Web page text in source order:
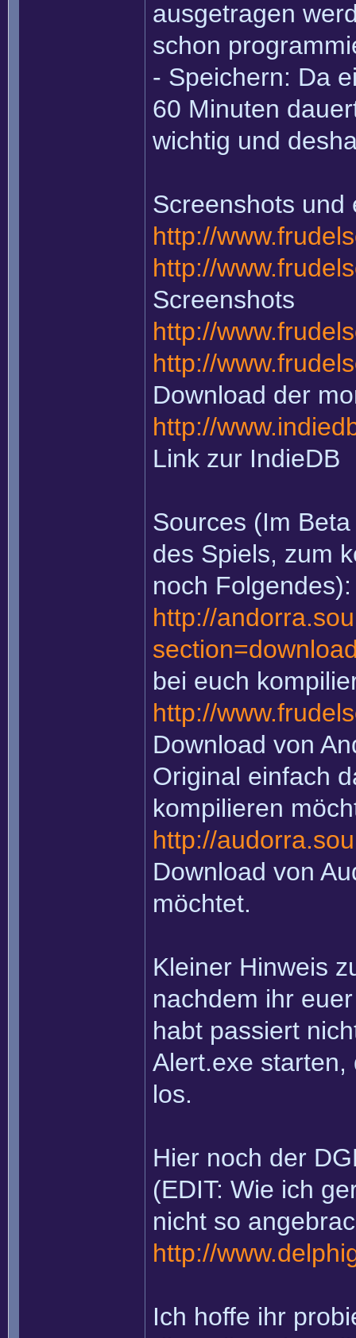
ausgetragen
schon
- Speichern: Da
60 Minuten
wichtig und
Screenshots und
http://
http://
Screenshots
http://
http://
Download der
http://
Link zur IndieDB
Sources (Im
des Spiels, zum
noch Folgendes):
http://
bei euch
http://
Download von
Original einfach
kompilieren
http://
Download von
möchtet.
Kleiner Hinweis
nachdem ihr
habt passiert
Alert.exe
los.
Hier noch der
(EDIT: Wie ich
nicht so
http://
Ich hoffe ihr